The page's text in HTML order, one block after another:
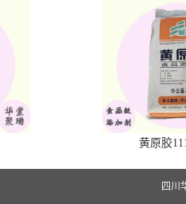
黄原胶
四川